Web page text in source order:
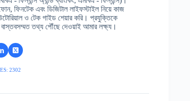
ফিনটেক এবং ডিজিটাল লাইফস্টাইল নিয়ে কাজ
ও টেক গাইড শেয়ার করি। প্রযুক্তিকে
তথ্য পৌঁছে দেওয়াই আমার লক্ষ্য।
2302